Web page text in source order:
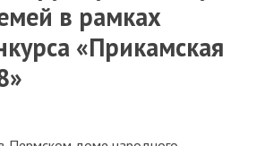
в рамках
«Прикамская